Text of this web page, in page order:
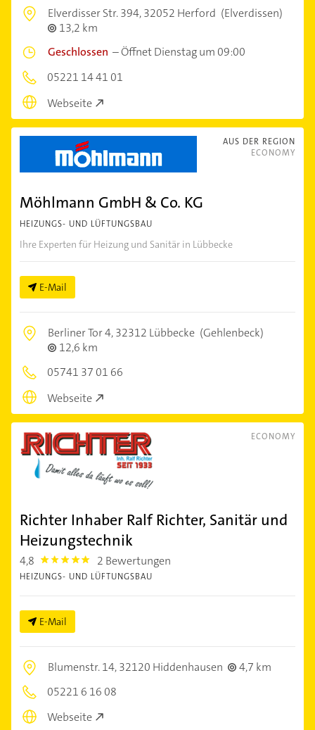
Elverdisser Str. 394,32052 Herford (Elverdissen)
13,2 km
Geschlossen –Öffnet Dienstag um 09:00
05221 14 41 01
Webseite
AUS DER REGION
ECONOMY
Möhlmann GmbH & Co. KG
HEIZUNGS- UND LÜFTUNGSBAU
Ihre Experten für Heizung und Sanitär in Lübbecke
E-Mail
Berliner Tor 4,32312 Lübbecke (Gehlenbeck)
12,6 km
05741 37 01 66
Webseite
ECONOMY
Richter Inhaber Ralf Richter, Sanitär und
Heizungstechnik
4,8 4.8 2 Bewertungen
HEIZUNGS- UND LÜFTUNGSBAU
E-Mail
Blumenstr. 14,32120 Hiddenhausen
4,7 km
05221 6 16 08
Webseite